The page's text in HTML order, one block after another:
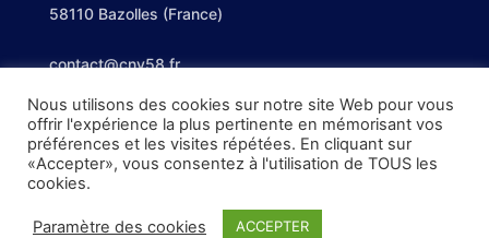
58110 Bazolles (France)
contact@cnv58.fr
Nous utilisons des cookies sur notre site Web pour vous
offrir l'expérience la plus pertinente en mémorisant vos
préférences et les visites répétées. En cliquant sur
«Accepter», vous consentez à l'utilisation de TOUS les
cookies.
Paramètre des cookies ACCEPTER